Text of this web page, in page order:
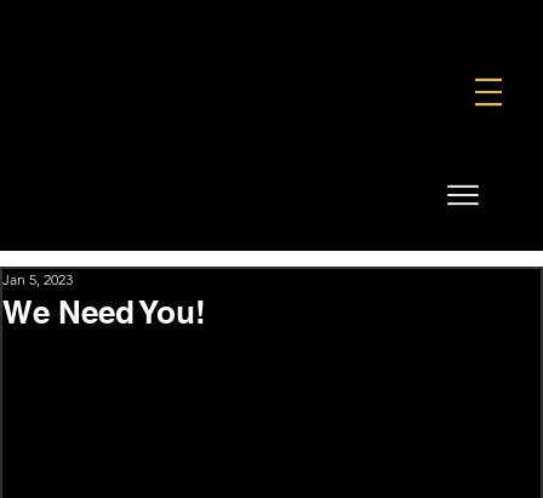
We Need You!
Jan 5, 2023